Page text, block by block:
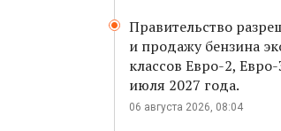
Правительство
и продажу бензина
классов Евро-2,
июля 2027 года.
06 августа 2026, 08:04